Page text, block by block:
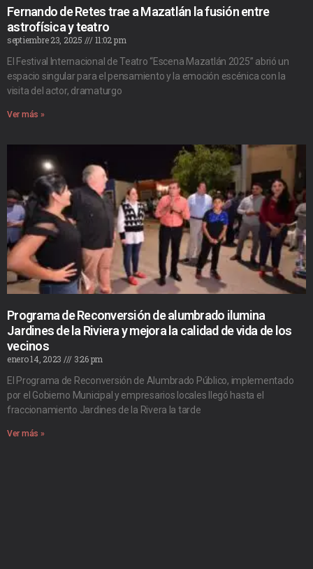
Fernando de Retes trae a Mazatlán la fusión entre
astrofísica y teatro
septiembre 23, 2025
11:02 pm
El Festival Internacional de Teatro “Escena Mazatlán 2025” abrió un
espacio singular para el pensamiento y la emoción escénica con la
visita del actor, dramaturgo
Ver más »
Programa de Reconversión de alumbrado ilumina
Jardines de la Riviera y mejora la calidad de vida de los
vecinos
enero 14, 2023
3:26 pm
El Programa de Reconversión de Alumbrado Público, implementado
por el Gobierno Municipal y empresarios locales llegó hasta el
fraccionamiento Jardines de la Rivera la tarde
Ver más »